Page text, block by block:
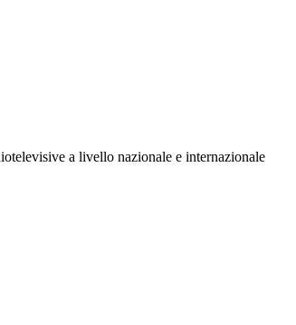
a livello nazionale e internazionale